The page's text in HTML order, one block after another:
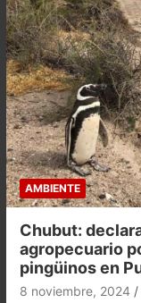
AMBIENTE
Chubut:
agropecuario
pingüinos en
8 noviembre, 2024